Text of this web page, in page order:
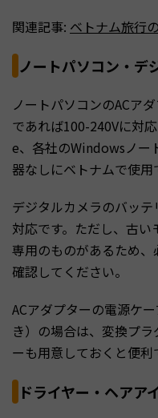
関連記事: ベトナム旅行
ノートパソコン・デ
ノートパソコンのACア
であれば100-240Vに対
e、各社のWindowsノー
器なしにベトナムで使用
デジタルカメラのバッ
対応です。ただし、古
専用のものがあるため
確認してください。
ACアダプターの電源ケ
き）の場合は、変換プ
ーも用意しておくと便利
ドライヤー・ヘアア